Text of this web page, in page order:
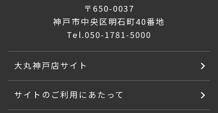
〒650-0037
神戸市中央区明石町40番地
Tel.050-1781-5000
大丸神戸店サイト
サイトのご利用にあたって